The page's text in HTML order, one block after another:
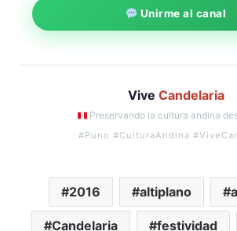
Unirme al canal
Vive Candelaria
Preservando la cultura andina
#Puno #CulturaAndina
2016 altiplano
Candelaria festividad